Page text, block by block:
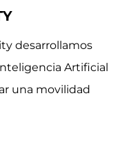
desarrollamos
Artificial
una movilidad